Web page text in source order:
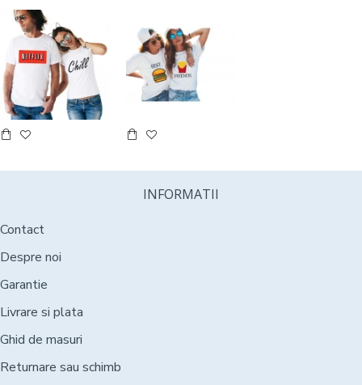
INFORMATII
Contact
Despre noi
Garantie
Livrare si plata
Ghid de masuri
Returnare sau schimb